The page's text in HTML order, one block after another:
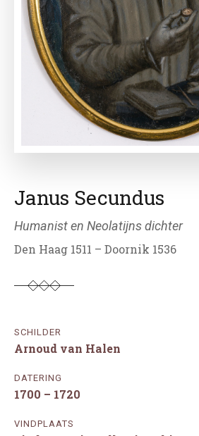
Janus Secundus
Humanist en Neolatijns dichter
Den Haag 1511 – Doornik 1536
SCHILDER
Arnoud van Halen
DATERING
1700 – 1720
VINDPLAATS